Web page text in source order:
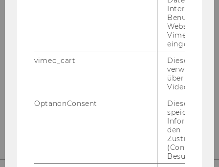
Institute for Marketing and
Tel:+43 (0) 1 31336-4586
Interaktionen
Websites, auf
Vimeo-Video
eingebettet
vimeo_cart
Dieses
verwendet,
überprüfen,
Video
OptanonConsent
Dieses Cookie
speichert
den
(Consent)
Besuchers.